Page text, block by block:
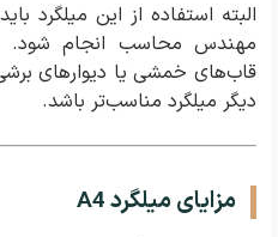
البته استفاده از این میلگرد
مهندس محاسب انجام شود.
قاب‌های خمشی یا دیوارهای
دیگر میلگرد مناسب‌تر باشد.
مزایای میلگرد A4